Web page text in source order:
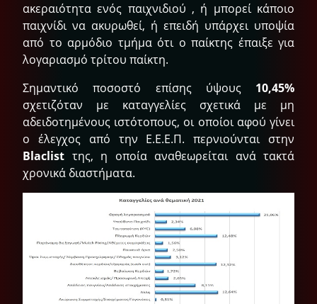
ακεραιότητα ενός παιχνιδιού , ή μπορεί κάποιο
παιχνίδι να ακυρωθεί, ή επειδή υπάρχει υποψία
από το αρμόδιο τμήμα ότι ο παίκτης έπαιξε για
λογαριασμό τρίτου παίκτη.
Σημαντικό ποσοστό επίσης ύψους 10,45%
σχετιζόταν με καταγγελίες σχετικά με μη
αδειδοτημένους ιστότοπους, οι οποίοι αφού γίνει
ο έλεγχος από την Ε.Ε.Ε.Π. περνιούνται στην
Blaclist της, η οποία αναθεωρείται ανά τακτά
χρονικά διαστήματα.